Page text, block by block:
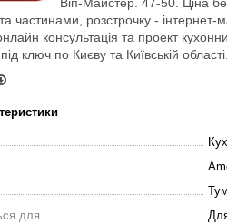
частинами, розстрочку - інтернет-
консультація та проект
ключ по Києву та Київській області.
для